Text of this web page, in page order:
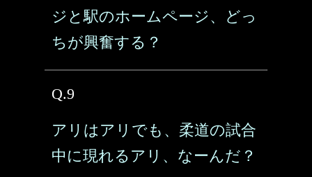
ジと駅のホームページ、どっ
ちが興奮する？
Q.9
アリはアリでも、柔道の試合
中に現れるアリ、なーんだ？